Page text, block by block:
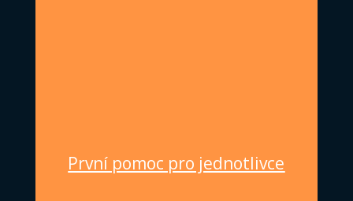
První pomoc pro jednotlivce